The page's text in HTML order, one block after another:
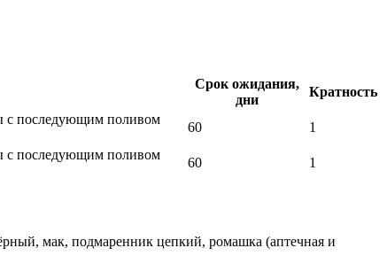
Срок ожидания,
дни
Кратность
с последующим поливом
60
1
с последующим поливом
60 1
мак, подмаренник цепкий, ромашка (аптечная и